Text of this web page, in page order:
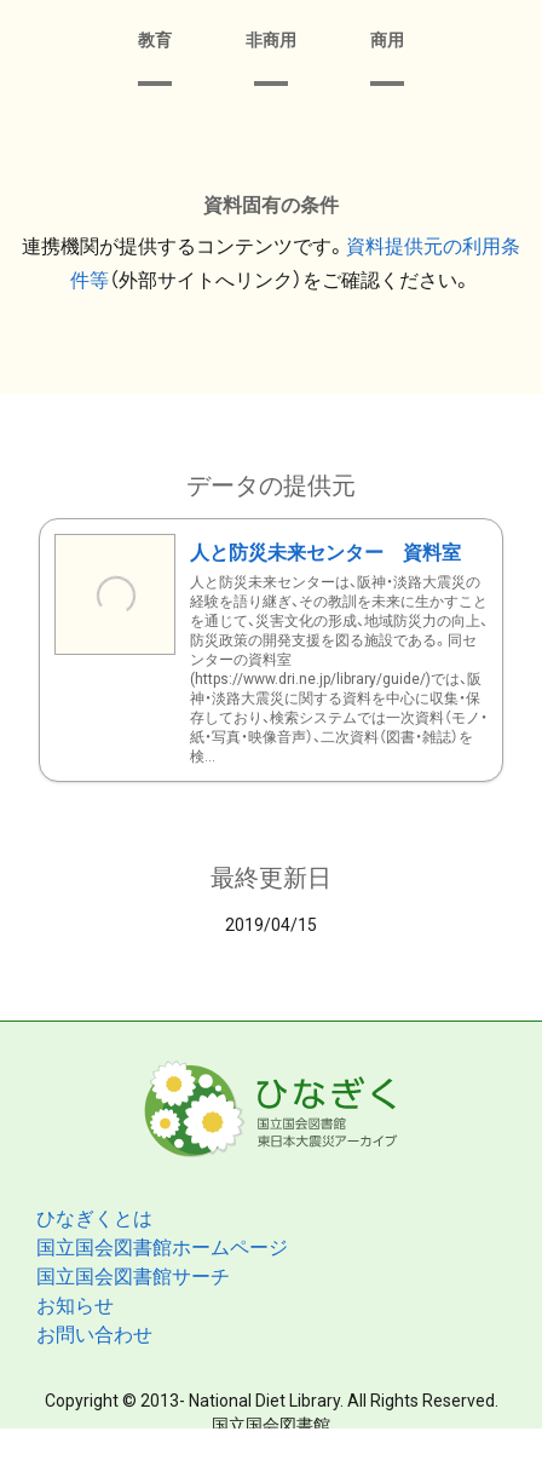
教育 非商用 商用
資料固有の条件
連携機関が提供するコンテンツです。 資料提供元の利用条
件等（外部サイトへリンク）をご確認ください。
データの提供元
人と防災未来センター 資料室
人と防災未来センターは、阪神・淡路大震災の
経験を語り継ぎ、その教訓を未来に生かすこと
を通じて、災害文化の形成、地域防災力の向上、
防災政策の開発支援を図る施設である。同セ
ンターの資料室
(https://www.dri.ne.jp/library/guide/)では、阪
神・淡路大震災に関する資料を中心に収集・保
存しており、検索システムでは一次資料（モノ・
紙・写真・映像音声）、二次資料（図書・雑誌）を
検...
最終更新日
2019/04/15
ひなぎくとは
国立国会図書館ホームページ
国立国会図書館サーチ
お知らせ
お問い合わせ
Copyright © 2013- National Diet Library. All Rights Reserved.